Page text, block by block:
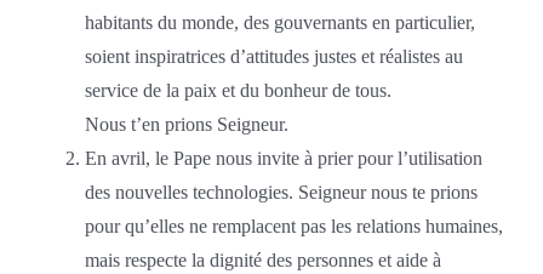
habitants du monde, des gouvernants en particulier,
soient inspiratrices d’attitudes justes et réalistes au
service de la paix et du bonheur de tous.
Nous t’en prions Seigneur.
En avril, le Pape nous invite à prier pour l’utilisation
des nouvelles technologies. Seigneur nous te prions
pour qu’elles ne remplacent pas les relations humaines,
mais respecte la dignité des personnes et aide à